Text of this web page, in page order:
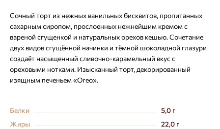
Сочный торт из нежных ванильных бисквитов, пропитанных
сахарным сиропом, прослоенных нежнейшим кремом с
вареной сгущенкой и натуральных орехов кешью. Сочетание
двух видов сгущённой начинки и тёмной шоколадной глазури
создаёт насыщенный сливочно-карамельный вкус с
ореховыми нотками. Изысканный торт, декорированный
изящным печеньем «Oreo».
Белки
5,0 г
Жиры
22,0 г